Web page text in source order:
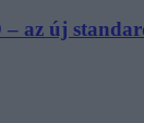
– az új